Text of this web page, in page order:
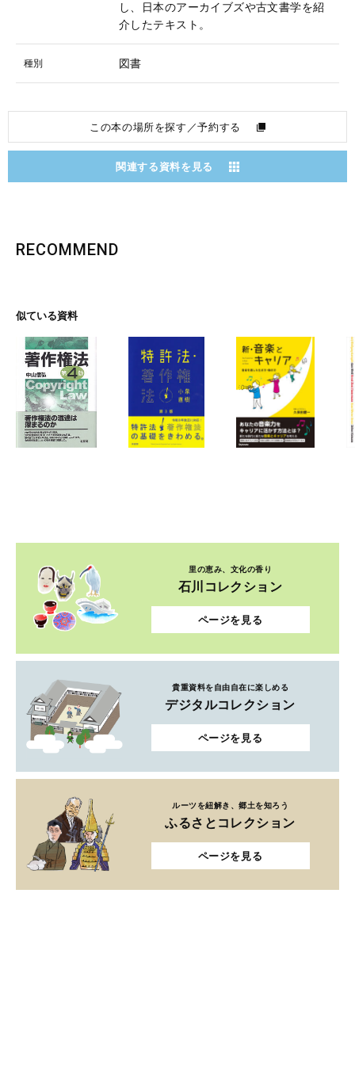
し、日本のアーカイブズや古文書学を紹
介したテキスト。
種別 図書
この本の場所を探す／予約する
関連する資料を見る
RECOMMEND
似ている資料
里の恵み、文化の香り
石川コレクション
ページを見る
貴重資料を自由自在に楽しめる
デジタルコレクション
ページを見る
ルーツを紐解き、郷土を知ろう
ふるさとコレクション
ページを見る